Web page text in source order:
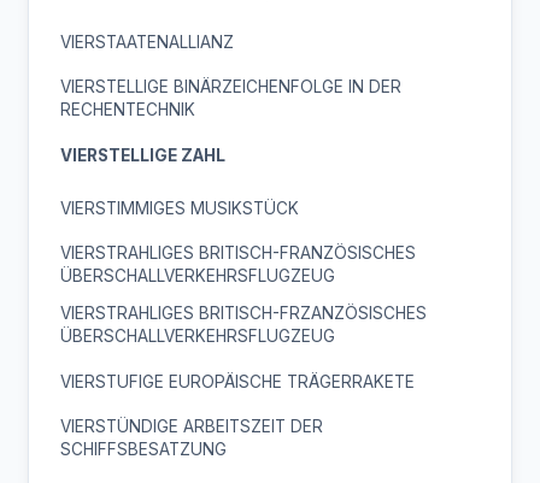
VIERSTAATENALLIANZ
VIERSTELLIGE BINÄRZEICHENFOLGE IN DER
RECHENTECHNIK
VIERSTELLIGE ZAHL
VIERSTIMMIGES MUSIKSTÜCK
VIERSTRAHLIGES BRITISCH-FRANZÖSISCHES
ÜBERSCHALLVERKEHRSFLUGZEUG
VIERSTRAHLIGES BRITISCH-FRZANZÖSISCHES
ÜBERSCHALLVERKEHRSFLUGZEUG
VIERSTUFIGE EUROPÄISCHE TRÄGERRAKETE
VIERSTÜNDIGE ARBEITSZEIT DER
SCHIFFSBESATZUNG